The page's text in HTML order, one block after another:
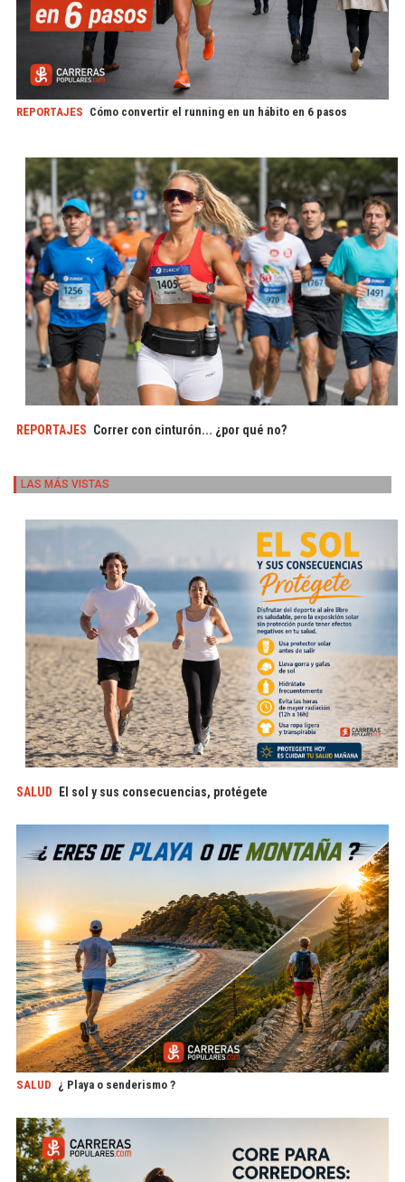
REPORTAJES Cómo convertir el running en un hábito en 6 pasos
REPORTAJES Correr con cinturón... ¿por qué no?
LAS MÁS VISTAS
SALUD El sol y sus consecuencias, protégete
SALUD ¿ Playa o senderismo ?